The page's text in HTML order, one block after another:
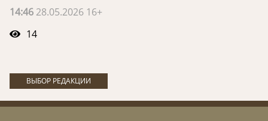
14:46 28.05.2026 16+
14
ВЫБОР РЕДАКЦИИ